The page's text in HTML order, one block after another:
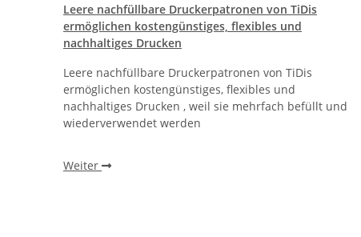
Leere nachfüllbare Druckerpatronen von TiDis
ermöglichen kostengünstiges, flexibles und
nachhaltiges Drucken
Leere nachfüllbare Druckerpatronen von TiDis
ermöglichen kostengünstiges, flexibles und
nachhaltiges Drucken , weil sie mehrfach befüllt und
wiederverwendet werden
Weiter